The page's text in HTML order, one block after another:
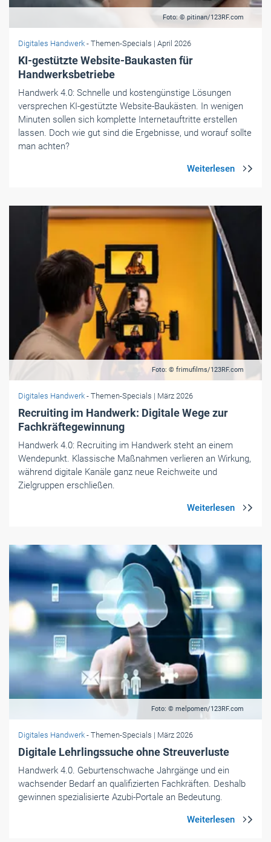
Foto: © pitinan/123RF.com
Digitales Handwerk - Themen-Specials | April 2026
KI-gestützte Website-Baukasten für
Handwerksbetriebe
Handwerk 4.0: Schnelle und kostengünstige Lösungen
versprechen KI-gestützte Website-Baukästen. In wenigen
Minuten sollen sich komplette Internetauftritte erstellen
lassen. Doch wie gut sind die Ergebnisse, und worauf sollte
man achten?
Foto: © frimufilms/123RF.com
Digitales Handwerk - Themen-Specials | März 2026
Recruiting im Handwerk: Digitale Wege zur
Fachkräftegewinnung
Handwerk 4.0: Recruiting im Handwerk steht an einem
Wendepunkt. Klassische Maßnahmen verlieren an Wirkung,
während digitale Kanäle ganz neue Reichweite und
Zielgruppen erschließen.
Foto: © melpomen/123RF.com
Digitales Handwerk - Themen-Specials | März 2026
Digitale Lehrlingssuche ohne Streuverluste
Handwerk 4.0. Geburtenschwache Jahrgänge und ein
wachsender Bedarf an ­qualifizierten Fachkräften. Deshalb
gewinnen spezialisierte ­Azubi-Portale an Bedeutung.